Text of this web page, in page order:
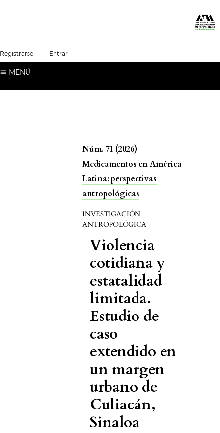
Registrarse Entrar
MENÚ
Núm. 71 (2026):
Medicamentos en América
Latina: perspectivas
antropológicas
INVESTIGACIÓN
ANTROPOLÓGICA
Violencia
cotidiana y
estatalidad
limitada.
Estudio de
caso
extendido en
un margen
urbano de
Culiacán,
Sinaloa